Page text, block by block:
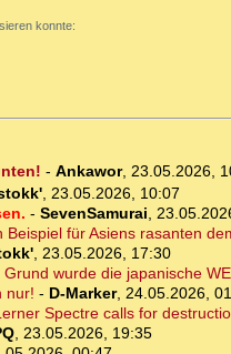
konnte:
- Ankawor, 23.05.2026,
, 23.05.2026, 10:07
- SevenSamurai,
Beispiel für Asiens rasanten
, 23.05.2026, 17:30
wurde die japanische
nur! - D-Marker, 24.05.2026,
Spectre calls for
, 23.05.2026, 19:35